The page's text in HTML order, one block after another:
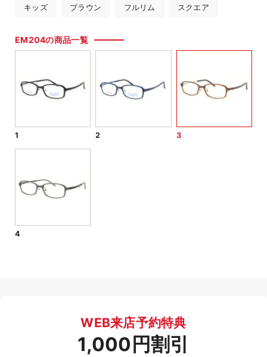
キッズ ブラウン フルリム スクエア
EM204の商品一覧
1 2 3
4
WEB来店予約特典
1,000円割引